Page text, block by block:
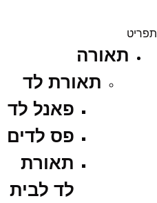
תפריט
תאורה
תאורת לד
פאנל לד
פס לדים
תאורת
לד לבית